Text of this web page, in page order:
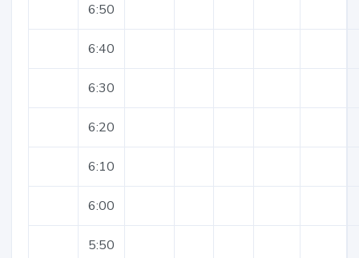
6:50
6:40
6:30
6:20
6:10
6:00
5:50